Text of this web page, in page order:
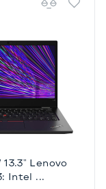
Lenovo
Intel ...